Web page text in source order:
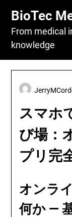
content
BioTec
From medical
knowledge
スマホ
び場：
プリ完
オンラ
何か —